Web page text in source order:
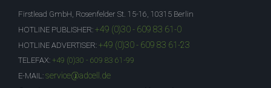
Firstlead GmbH, Rosenfelder St. 15-16, 10315 Berlin
HOTLINE PUBLISHER: +49 (0)30 - 609 83 61-0
HOTLINE ADVERTISER: +49 (0)30 - 609 83 61-23
TELEFAX: +49 (0)30 - 609 83 61-99
E-MAIL: service@adcell.de